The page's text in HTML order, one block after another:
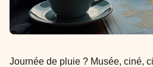
Journée de pluie ? Musée, ciné,